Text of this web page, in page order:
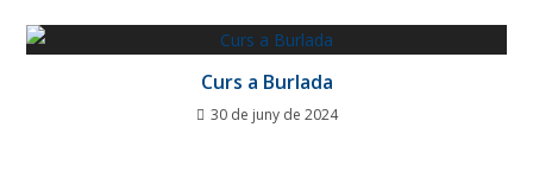
Curs a Burlada
30 de juny de 2024